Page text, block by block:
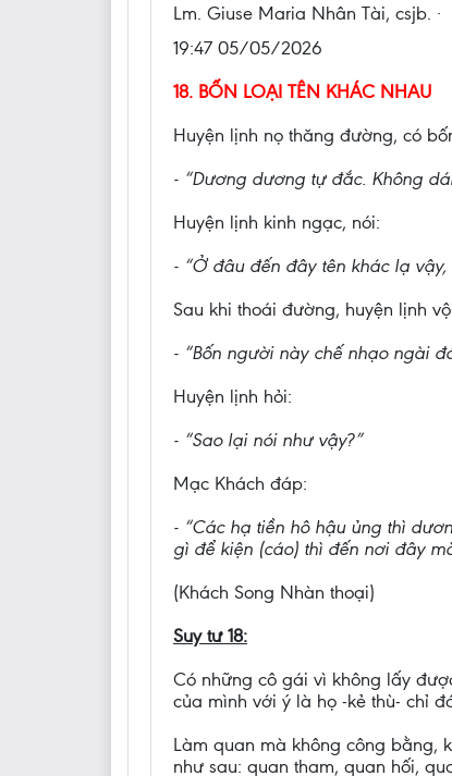
Lm. Giuse Maria Nhân Tài, csjb. ·
19:47 05/05/2026
18. BỐN LOẠI TÊN KHÁC NHAU
Huyện lịnh nọ thăng đường, có
- “Dương dương tự đắc. Không
Huyện lịnh kinh ngạc, nói:
- “Ở đâu đến đây tên khác lạ vậy,
Sau khi thoái đường, huyện lịnh
- “Bốn người này chế nhạo ngài
Huyện lịnh hỏi:
- “Sao lại nói như vậy?”
Mạc Khách đáp:
- “Các hạ tiền hô hậu ủng thì
gì để kiện (cáo) thì đến nơi đây
(Khách Song Nhàn thoại)
Suy tư 18:
Có những cô gái vì không lấy
của mình với ý là họ -kẻ thù- chỉ
Làm quan mà không công bằng,
như sau: quan tham, quan hối,